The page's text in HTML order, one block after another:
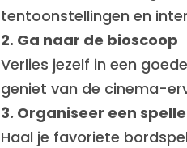
tentoonstellingen en
2. Ga naar de bioscoop
Verlies jezelf in een
geniet van de cinema-
3. Organiseer een
Haal je favoriete